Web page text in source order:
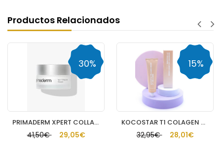
Productos Relacionados
PRIMADERM XPERT COLLAGENEUR CREMA CUELLO Y ESCOTE
41,50€ 29,05€
30%
KOCOSTAR T1 COLAGEN CREAM GENTLEFILM POWDER 6
32,95€ 28,01€
15%